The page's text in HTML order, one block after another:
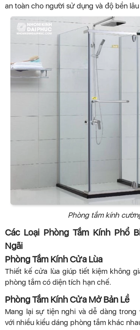
an toàn cho người sử dụng và độ bền
Phòng tắm kính
Các Loại Phòng Tắm Kính Phổ
Ngãi
Phòng Tắm Kính Cửa Lùa
Thiết kế cửa lùa giúp tiết kiệm không
phòng tắm có diện tích hạn chế.
Phòng Tắm Kính Cửa Mở Bản Lề
Mang lại sự tiện nghi và dễ dàng
với nhiều kiểu dáng phòng tắm khác